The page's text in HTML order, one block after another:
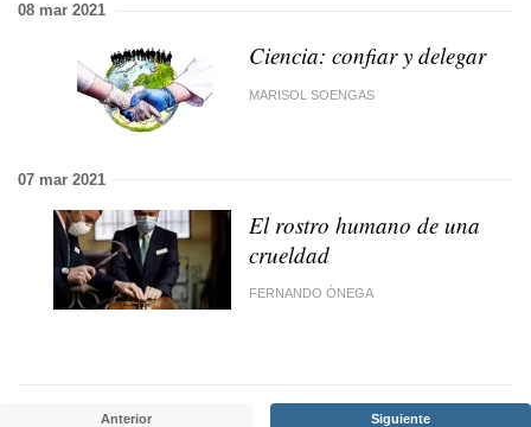
08 mar 2021
Ciencia: confiar y delegar
MARISOL SOENGAS
07 mar 2021
El rostro humano de una
crueldad
FERNANDO ÓNEGA
Anterior Siguiente